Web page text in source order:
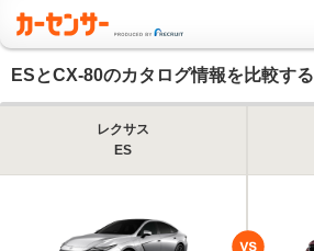
ESとCX-80のカタログ情報を比較する
レクサス
ES